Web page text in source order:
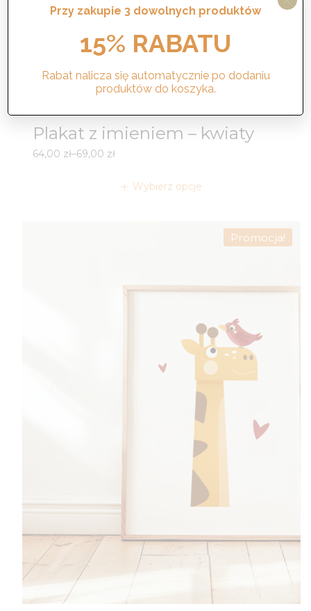
Plakat z imieniem – kwiaty
64,00 zł–69,00 zł
Zakres
Wybierz opcje
Promocja!
Przy zakupie 3 dowolnych produktów
15% RABATU
Rabat nalicza się automatycznie po dodaniu
produktów do koszyka.